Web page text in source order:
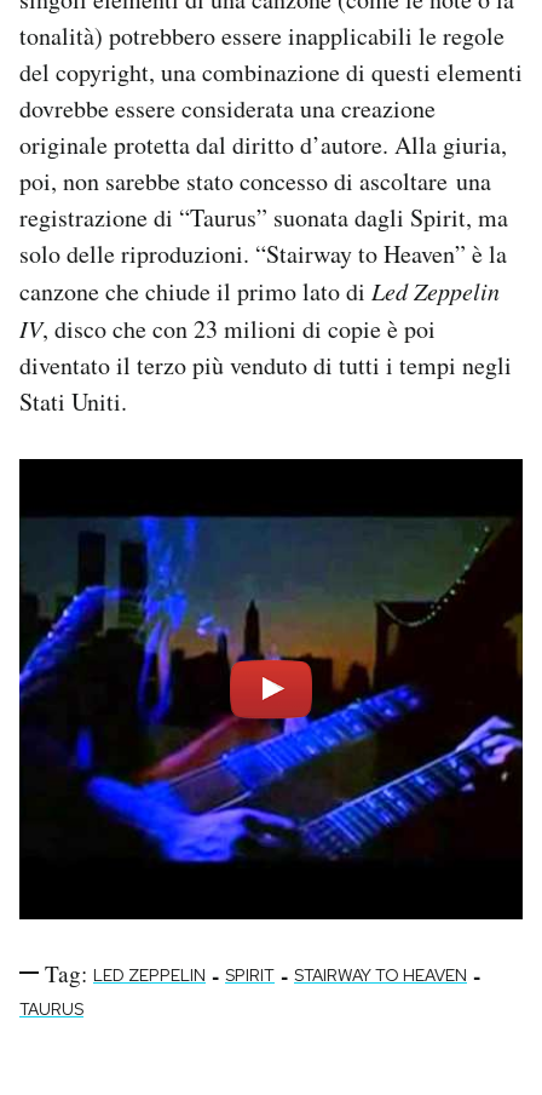
tonalità) potrebbero essere inapplicabili le regole
del copyright, una combinazione di questi elementi
dovrebbe essere considerata una creazione
originale protetta dal diritto d’autore. Alla giuria,
poi, non sarebbe stato concesso di ascoltare una
registrazione di “Taurus” suonata dagli Spirit, ma
solo delle riproduzioni. “Stairway to Heaven” è la
canzone che chiude il primo lato di Led Zeppelin
IV, disco che con 23 milioni di copie è poi
diventato il terzo più venduto di tutti i tempi negli
Stati Uniti.
Tag: LED ZEPPELIN - SPIRIT - STAIRWAY TO HEAVEN -
TAURUS